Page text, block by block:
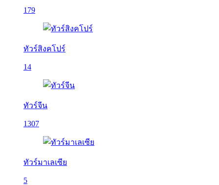
179
ทัวร์สิงคโปร์
14
ทัวร์จีน
1307
ทัวร์มาเลเซีย
5